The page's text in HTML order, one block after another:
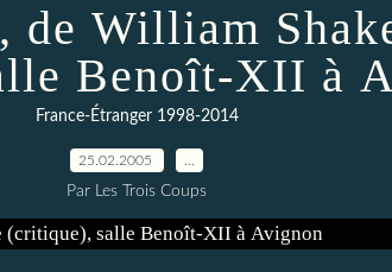
de William
Benoît-XII à
France-Étranger 1998-2014
25.02.2005
Par Les Trois Coups